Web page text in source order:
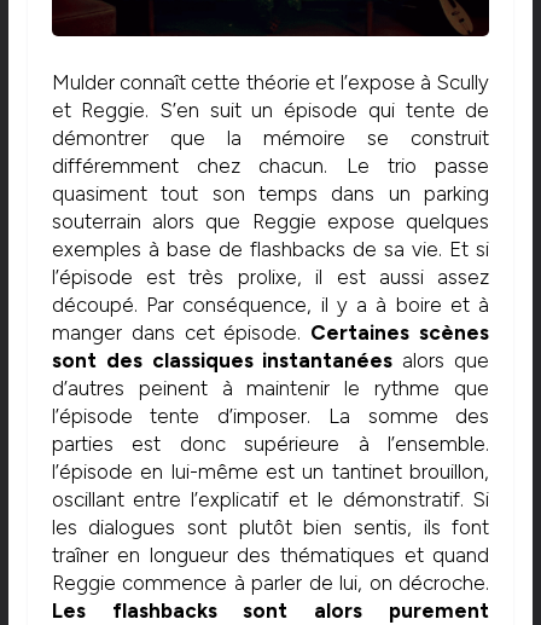
Mulder connaît cette théorie et l’expose à Scully
et Reggie. S’en suit un épisode qui tente de
démontrer que la mémoire se construit
différemment chez chacun. Le trio passe
quasiment tout son temps dans un parking
souterrain alors que Reggie expose quelques
exemples à base de flashbacks de sa vie. Et si
l’épisode est très prolixe, il est aussi assez
découpé. Par conséquence, il y a à boire et à
manger dans cet épisode. Certaines scènes
sont des classiques instantanées alors que
d’autres peinent à maintenir le rythme que
l’épisode tente d’imposer. La somme des
parties est donc supérieure à l’ensemble.
l’épisode en lui-même est un tantinet brouillon,
oscillant entre l’explicatif et le démonstratif. Si
les dialogues sont plutôt bien sentis, ils font
traîner en longueur des thématiques et quand
Reggie commence à parler de lui, on décroche.
Les flashbacks sont alors purement